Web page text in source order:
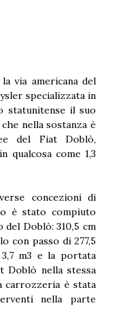
via americana del
specializzata in
statunitense il suo
nella sostanza è
del Fiat Doblò,
qualcosa come 1,3
concezioni di
è stato compiuto
Doblò: 310,5 cm
con passo di 277,5
m3 e la portata
Doblò nella stessa
carrozzeria è stata
nella parte